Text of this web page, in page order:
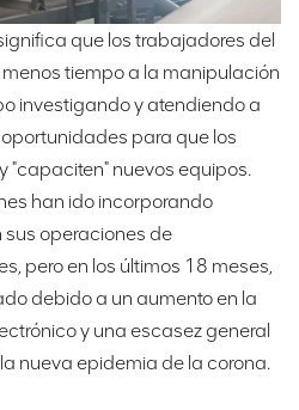
que los trabajadores del
tiempo a la manipulación
investigando y atendiendo a
para que los
"capaciten" nuevos equipos.
han ido incorporando
operaciones de
pero en los últimos 18 meses,
debido a un aumento en la
y una escasez general
nueva epidemia de la corona.